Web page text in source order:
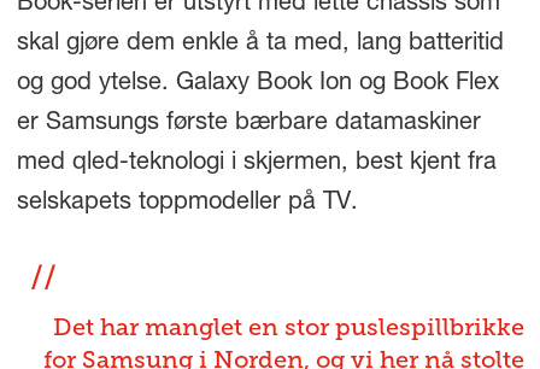
Book-serien er utstyrt med lette chassis som
skal gjøre dem enkle å ta med, lang batteritid
og god ytelse. Galaxy Book Ion og Book Flex
er Samsungs første bærbare datamaskiner
med qled-teknologi i skjermen, best kjent fra
selskapets toppmodeller på TV.
Det har manglet en stor puslespillbrikke
for Samsung i Norden, og vi her nå stolte